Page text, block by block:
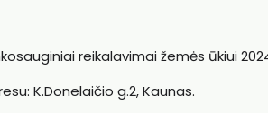
reikalavimai žemės ūkiui
K.Donelaičio g.2, Kaunas.